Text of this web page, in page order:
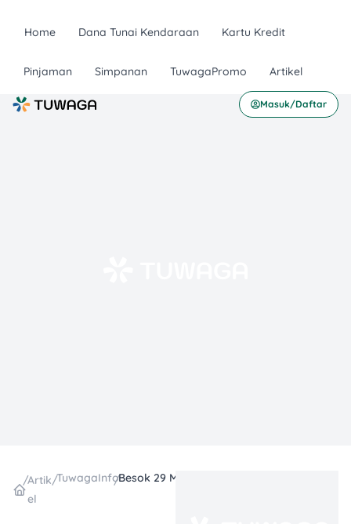
Home Dana Tunai Kendaraan Kartu Kredit
Pinjaman Simpanan TuwagaPromo Artikel
Masuk/Daftar
/Artik
el
/TuwagaInfo
/